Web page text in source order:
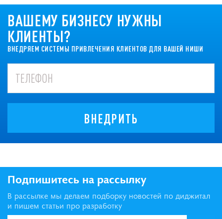
ВАШЕМУ БИЗНЕСУ НУЖНЫ
КЛИЕНТЫ?
ВНЕДРЯЕМ СИСТЕМЫ ПРИВЛЕЧЕНИЯ КЛИЕНТОВ ДЛЯ ВАШЕЙ НИШИ
ВНЕДРИТЬ
Подпишитесь на рассылку
В рассылке мы делаем подборку новостей по диджитал
и пишем статьи про разработку